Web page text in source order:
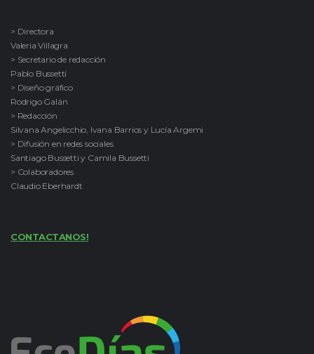
> Directora
Valeria Villagra
> Secretario de redacción
Pablo Bussetti
> Diseño gráfico
Rodrigo Galán
> Redacción
Silvana Angelicchio, Ivana Barrios y Lucía Argemi
> Difusión en redes sociales
Santiago Bussetti y Camila Bussetti
> Colaboradores
Claudio Eberhardt
CONTACTANOS!